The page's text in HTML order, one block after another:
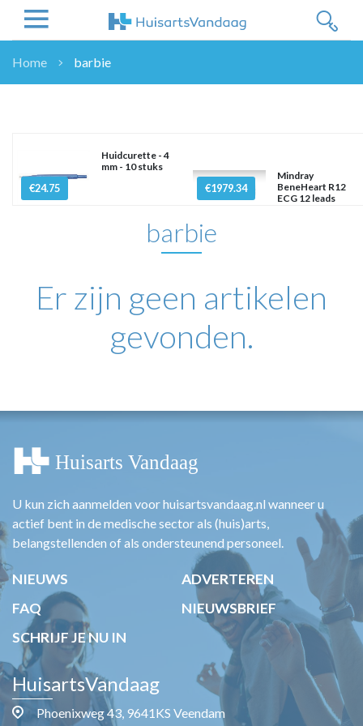
WETENSCHAP
ZORGVERZEKERAARS
NASCHOLINGEN
NHG
LHV
OPINIE
TARIEVEN
MEDISCHE VAKHANDEL
REGISTRATIE
Home barbie
€24.75
Huidcurette - 4
mm - 10 stuks
€1979.34
Mindray
BeneHeart R12
ECG 12 leads
barbie
Er zijn geen artikelen
gevonden.
U kun zich aanmelden voor huisartsvandaag.nl wanneer u
actief bent in de medische sector als (huis)arts,
belangstellenden of als ondersteunend personeel.
NIEUWS
ADVERTEREN
FAQ
NIEUWSBRIEF
SCHRIJF JE NU IN
HuisartsVandaag
Phoenixweg 43, 9641KS Veendam